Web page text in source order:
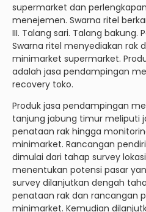
supermarket dan
menejemen. Swarna ritel
III. Talang sari. Talang bakung.
Swarna ritel menyediakan rak
minimarket supermarket.
adalah jasa pendampingan
recovery toko.
Produk jasa pendampingan
tanjung jabung timur meliputi
penataan rak hingga
minimarket. Rancangan
dimulai dari tahap survey
menentukan potensi pasar
survey dilanjutkan dengah
penataan rak dan rancangan
minimarket. Kemudian